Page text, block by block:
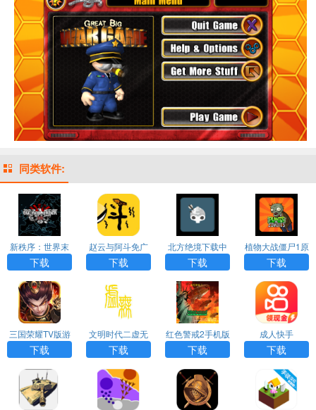
同类软件:
新秩序：世界末
日汉化版游戏AP
P下载
下载
赵云与阿斗免广
告版下载
下载
北方绝境下载中
文版
下载
植物大战僵尸1原
版下载中文版
下载
三国荣耀TV版游
戏APP下载
下载
文明时代二虚无
中文版下载
下载
红色警戒2手机版
下载
成人快手
下载